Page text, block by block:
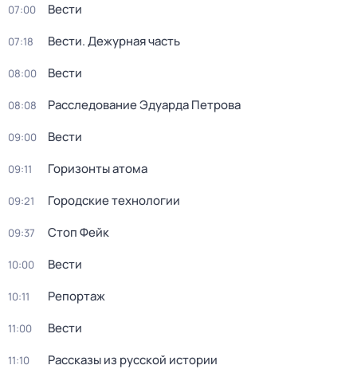
07:00 Вести
07:18 Вести. Дежурная часть
08:00 Вести
08:08 Расследование Эдуарда Петрова
09:00 Вести
09:11 Горизонты атома
09:21 Городские технологии
09:37 Стоп Фейк
10:00 Вести
10:11 Репортаж
11:00 Вести
11:10 Рассказы из русской истории